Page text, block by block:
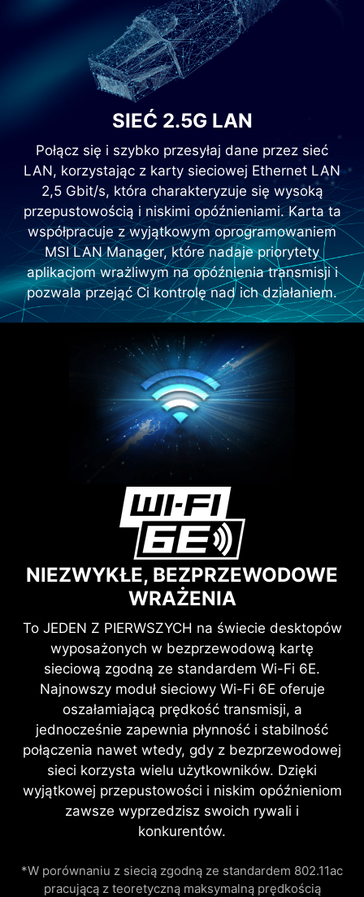
SIEĆ 2.5G LAN
Połącz się i szybko przesyłaj dane przez sieć
LAN, korzystając z karty sieciowej Ethernet LAN
2,5 Gbit/s, która charakteryzuje się wysoką
przepustowością i niskimi opóźnieniami. Karta ta
współpracuje z wyjątkowym oprogramowaniem
MSI LAN Manager, które nadaje priorytety
aplikacjom wrażliwym na opóźnienia transmisji i
pozwala przejąć Ci kontrolę nad ich działaniem.
NIEZWYKŁE, BEZPRZEWODOWE
WRAŻENIA
To JEDEN Z PIERWSZYCH na świecie desktopów
wyposażonych w bezprzewodową kartę
sieciową zgodną ze standardem Wi-Fi 6E.
Najnowszy moduł sieciowy Wi-Fi 6E oferuje
oszałamiającą prędkość transmisji, a
jednocześnie zapewnia płynność i stabilność
połączenia nawet wtedy, gdy z bezprzewodowej
sieci korzysta wielu użytkowników. Dzięki
wyjątkowej przepustowości i niskim opóźnieniom
zawsze wyprzedzisz swoich rywali i
konkurentów.
*W porównaniu z siecią zgodną ze standardem 802.11ac
pracującą z teoretyczną maksymalną prędkością